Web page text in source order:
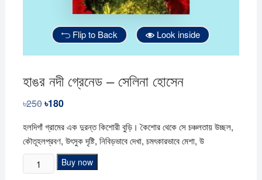
Flip to Back Look inside
হাঙর নদী গ্রেনেড – সেলিনা হোসেন
৳250Original
৳250.
৳180Current
৳180.
হলদিগাঁ গ্রামের এক দুরন্ত কিশোরী বুড়ি। কৈশোর থেকে সে চঞ্চলতায় উচ্ছল,
কৌতূহলপ্রবণ, উৎসুক দৃষ্টি, নিবিড়ভাবে দেখা, চমৎকারভাবে মেশা, উ
নদী
Buy now